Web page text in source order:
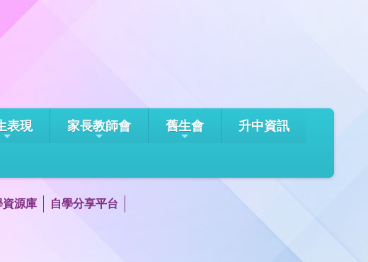
表現 家長教師會 舊生會 升中資訊
資源庫 自學分享平台